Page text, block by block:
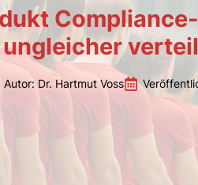
ungleicher
Autor: Dr. Hartmut Voss